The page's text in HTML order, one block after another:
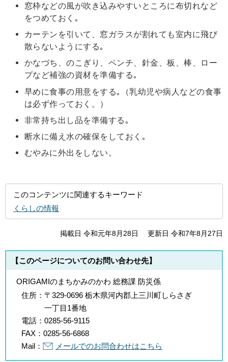
窓枠などの風が吹き込みやすいところに布切れなど
をつめておく｡
カーテンを引いて、窓ガラスが割れても室内に飛び
散らないようにする｡
かなづち、のこぎり、ペンチ、針金、板、棒、ロー
プなど補強の資材を準備する｡
早めに食事の用意をする｡（乳幼児や病人などの食事
は必ず作っておく。）
非常持ち出し品を準備する｡
断水に備え水の確保をしておく｡
むやみに外出をしない。
このコンテンツに関連するキーワード
くらしの情報
掲載日 令和元年8月28日 更新日 令和7年8月27日
【このページについてのお問い合わせ先】
ORIGAMIのまちかみのかわ 総務課 防災係
住所： 〒329-0696 栃木県河内郡上三川町しらさぎ
一丁目1番地
電話： 0285-56-9115
FAX： 0285-56-6868
Mail：
メールでのお問合わせはこちら